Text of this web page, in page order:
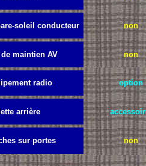
soleil conducteur non
maintien AV non
radio option
arrière
sur portes non